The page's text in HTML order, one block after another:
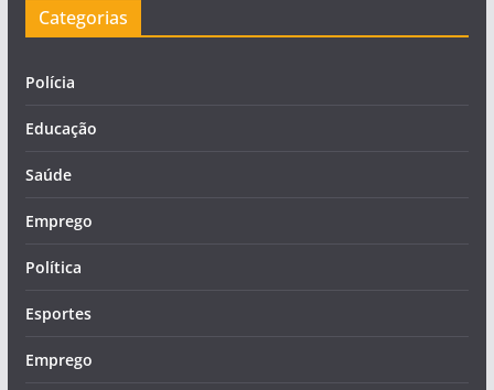
Categorias
Polícia
Educação
Saúde
Emprego
Política
Esportes
Emprego